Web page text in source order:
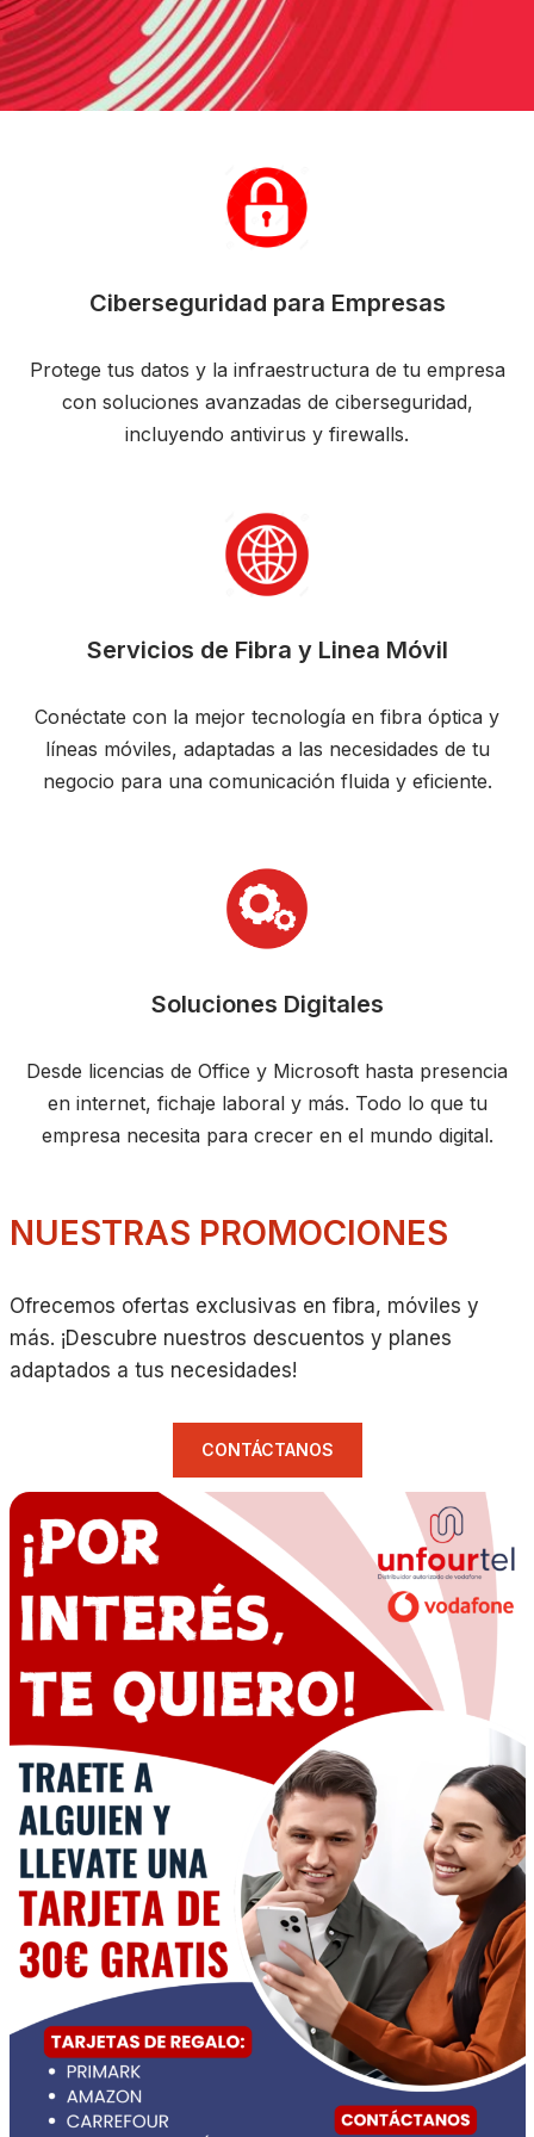
Ciberseguridad para Empresas
Protege tus datos y la infraestructura de tu empresa
con soluciones avanzadas de ciberseguridad,
incluyendo antivirus y firewalls.
Servicios de Fibra y Linea Móvil
Conéctate con la mejor tecnología en fibra óptica y
líneas móviles, adaptadas a las necesidades de tu
negocio para una comunicación fluida y eficiente.
Soluciones Digitales
Desde licencias de Office y Microsoft hasta presencia
en internet, fichaje laboral y más. Todo lo que tu
empresa necesita para crecer en el mundo digital.
NUESTRAS PROMOCIONES
Ofrecemos ofertas exclusivas en fibra, móviles y
más. ¡Descubre nuestros descuentos y planes
adaptados a tus necesidades!
CONTÁCTANOS